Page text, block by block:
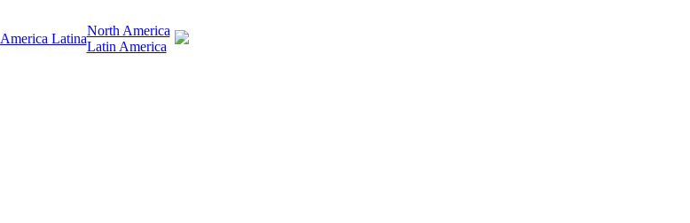
America Latina
North America
Latin America